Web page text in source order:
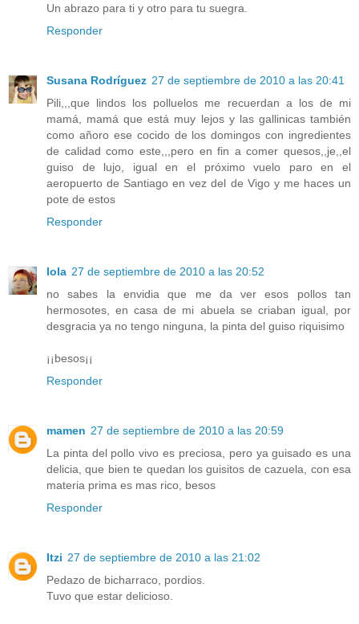
Un abrazo para ti y otro para tu suegra.
Responder
Susana Rodríguez 27 de septiembre de 2010 a las 20:41
Pili,,,que lindos los polluelos me recuerdan a los de mi
mamá, mamá que está muy lejos y las gallinicas también
como añoro ese cocido de los domingos con ingredientes
de calidad como este,,,pero en fin a comer quesos,,je,,el
guiso de lujo, igual en el próximo vuelo paro en el
aeropuerto de Santiago en vez del de Vigo y me haces un
pote de estos
Responder
lola 27 de septiembre de 2010 a las 20:52
no sabes la envidia que me da ver esos pollos tan
hermosotes, en casa de mi abuela se criaban igual, por
desgracia ya no tengo ninguna, la pinta del guiso riquisimo
¡¡besos¡¡
Responder
mamen 27 de septiembre de 2010 a las 20:59
La pinta del pollo vivo es preciosa, pero ya guisado es una
delicia, que bien te quedan los guisitos de cazuela, con esa
materia prima es mas rico, besos
Responder
Itzi 27 de septiembre de 2010 a las 21:02
Pedazo de bicharraco, pordios.
Tuvo que estar delicioso.